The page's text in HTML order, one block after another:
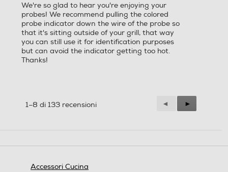
We're so glad to hear you're enjoying your
probes! We recommend pulling the colored
probe indicator down the wire of the probe so
that it's sitting outside of your grill, that way
you can still use it for identification purposes
but can avoid the indicator getting too hot.
Thanks!
1–8 di 133 recensioni
Precedente
Reviews
◄
Successiva
Reviews
►
Accessori Cucina